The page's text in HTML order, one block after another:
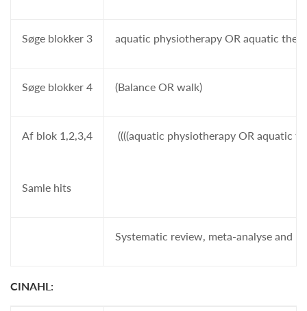
Søge blokker 3 aquatic physiotherapy OR aquatic
Søge blokker 4 (Balance OR walk)
Af blok 1,2,3,4
Samle hits
((((aquatic physiotherapy OR aquatic
Systematic review, meta-analyse and
CINAHL: